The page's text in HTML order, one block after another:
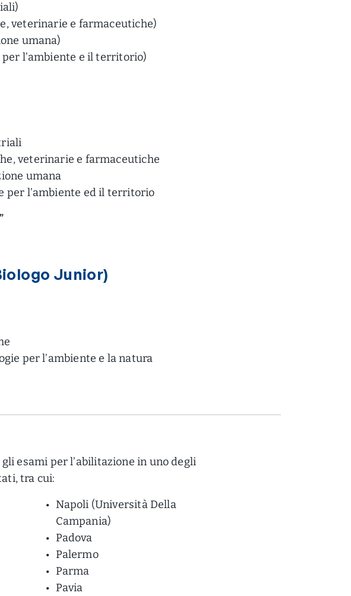
veterinarie e farmaceutiche)
umana)
per l’ambiente e il territorio)
veterinarie e farmaceutiche
umana
per l’ambiente ed il territorio
Junior)
per l’ambiente e la natura
esami per l’abilitazione in uno degli
tra cui:
Napoli (Università Della
Campania)
Padova
Palermo
Parma
Pavia